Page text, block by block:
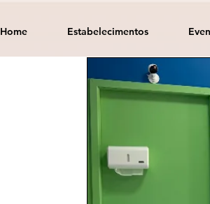
Home Estabelecimentos